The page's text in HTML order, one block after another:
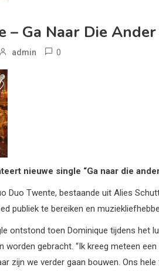
– Ga Naar Die Ander
admin 0
nieuwe single “Ga naar die
Duo Twente, bestaande uit Alies
publiek te bereiken en
ontstond toen Dominique tijdens het
worden gebracht. “Ik kreeg meteen
zijn we verder gaan bouwen. Ons